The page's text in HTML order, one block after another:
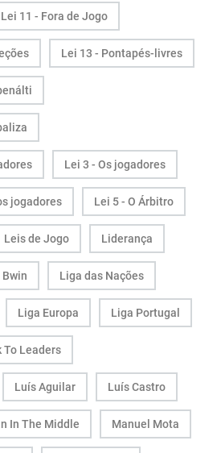
Lei 11 - Fora de Jogo
Lei 13 - Pontapés-livres
Lei 3 - Os jogadores
jogadores Lei 5 - O Árbitro
Leis de Jogo Liderança
Bwin Liga das Nações
Liga Europa Liga Portugal
To Leaders
Luís Aguilar Luís Castro
In The Middle Manuel Mota